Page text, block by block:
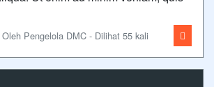
Pengelola DMC - Dilihat 55 kali